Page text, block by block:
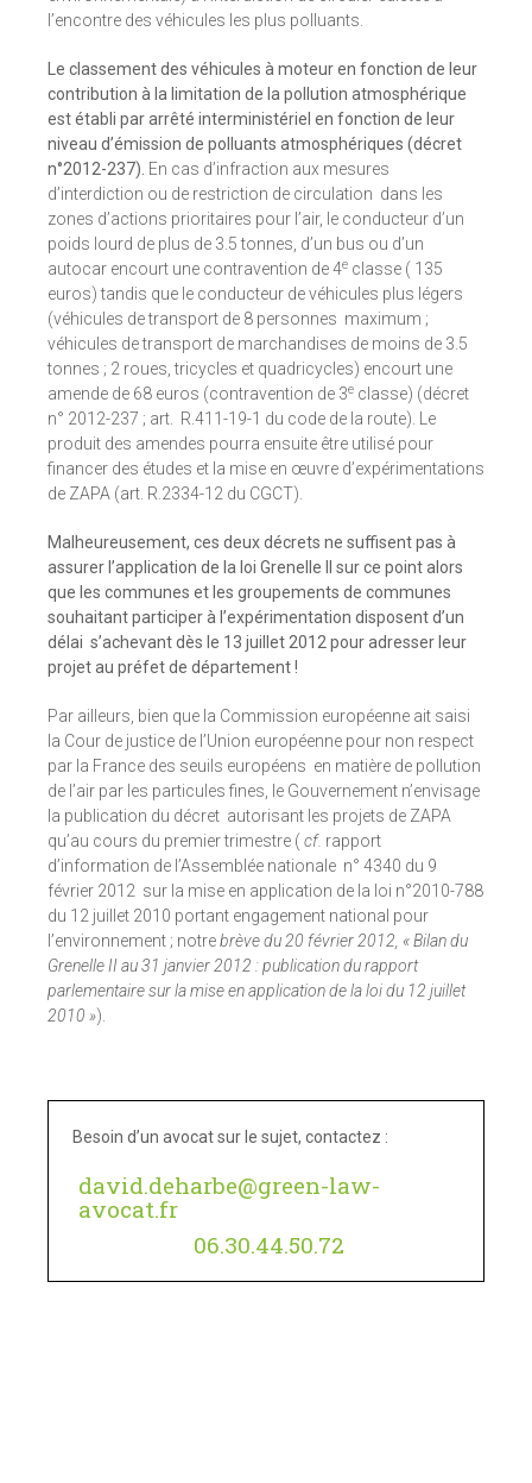
l’encontre des véhicules les plus polluants.
Le classement des véhicules à moteur en fonction de leur
contribution à la limitation de la pollution atmosphérique
est établi par arrêté interministériel en fonction de leur
niveau d’émission de polluants atmosphériques (décret
n°2012-237). En cas d’infraction aux mesures
d’interdiction ou de restriction de circulation dans les
zones d’actions prioritaires pour l’air, le conducteur d’un
poids lourd de plus de 3.5 tonnes, d’un bus ou d’un
autocar encourt une contravention de 4e classe ( 135
euros) tandis que le conducteur de véhicules plus légers
(véhicules de transport de 8 personnes maximum ;
véhicules de transport de marchandises de moins de 3.5
tonnes ; 2 roues, tricycles et quadricycles) encourt une
amende de 68 euros (contravention de 3e classe) (décret
n° 2012-237 ; art. R.411-19-1 du code de la route). Le
produit des amendes pourra ensuite être utilisé pour
financer des études et la mise en œuvre d’expérimentations
de ZAPA (art. R.2334-12 du CGCT).
Malheureusement, ces deux décrets ne suffisent pas à
assurer l’application de la loi Grenelle II sur ce point alors
que les communes et les groupements de communes
souhaitant participer à l’expérimentation disposent d’un
délai s’achevant dès le 13 juillet 2012 pour adresser leur
projet au préfet de département !
Par ailleurs, bien que la Commission européenne ait saisi
la Cour de justice de l’Union européenne pour non respect
par la France des seuils européens en matière de pollution
de l’air par les particules fines, le Gouvernement n’envisage
la publication du décret autorisant les projets de ZAPA
qu’au cours du premier trimestre ( cf. rapport
d’information de l’Assemblée nationale n° 4340 du 9
février 2012 sur la mise en application de la loi n°2010-788
du 12 juillet 2010 portant engagement national pour
l’environnement ; notrebrève du 20 février 2012, « Bilan du
Grenelle II au 31 janvier 2012 : publication du rapport
parlementaire sur la mise en application de la loi du 12 juillet
2010 »).
Besoin d’un avocat sur le sujet, contactez :
david.deharbe@green-law-
avocat.fr
06.30.44.50.72